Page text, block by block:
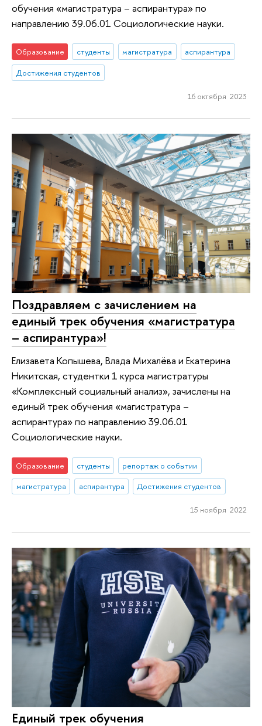
обучения «магистратура – аспирантура» по
направлению 39.06.01 Социологические науки.
Образование студенты магистратура
аспирантура
Достижения студентов
16 октября 2023
Поздравляем с зачислением на
единый трек обучения «магистратура
– аспирантура»!
Елизавета Копышева, Влада Михалёва и Екатерина
Никитская, студентки 1 курса магистратуры
«Комплексный социальный анализ», зачислены на
единый трек обучения «магистратура –
аспирантура» по направлению 39.06.01
Социологические науки.
Образование студенты
репортаж о событии
магистратура
аспирантура Достижения студентов
15 ноября 2022
Единый трек обучения